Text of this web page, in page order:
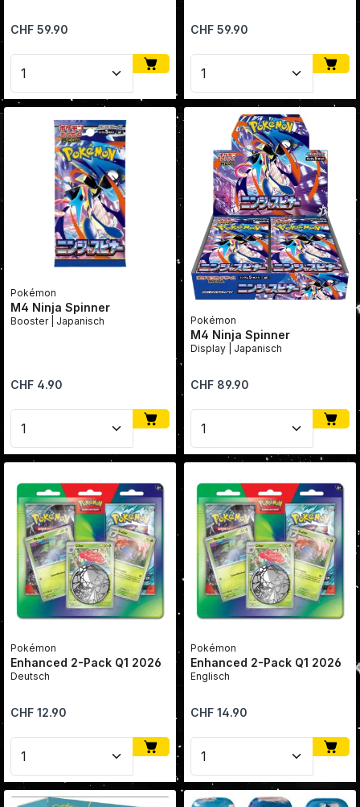
Regulärer Preis:
CHF 59.90
Produkt Anzahl: Gib den gewünschten Wert ein
Regulärer Preis:
CHF 59.90
Produkt Anzahl: Gib
Pokémon
M4 Ninja Spinner
Booster | Japanisch
Regulärer Preis:
CHF 4.90
Produkt Anzahl: Gib den gewünschten Wert ein
Pokémon
M4 Ninja Spinner
Display | Japanisch
Regulärer Preis:
CHF 89.90
Produkt Anzahl: Gib
Pokémon
Enhanced 2-Pack Q1 2026
Deutsch
Regulärer Preis:
CHF 12.90
Produkt Anzahl: Gib den gewünschten Wert ein
Pokémon
Enhanced 2-Pack Q1 2026
Englisch
Regulärer Preis:
CHF 14.90
Produkt Anzahl: Gib